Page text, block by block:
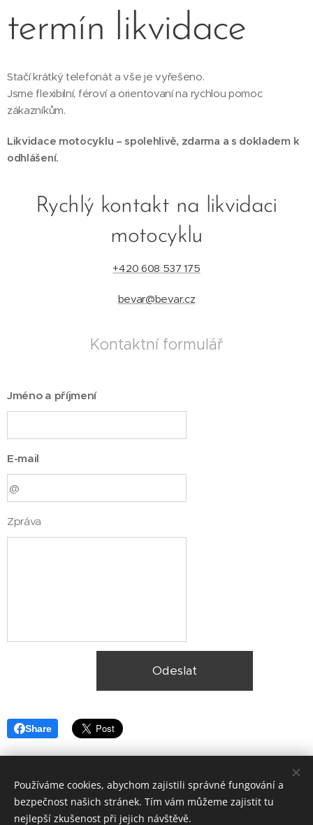
termín likvidace
Stačí krátký telefonát a vše je vyřešeno.
Jsme flexibilní, féroví a orientovaní na rychlou pomoc
zákazníkům.
Likvidace motocyklu – spolehlivě, zdarma a s dokladem k
odhlášení.
Rychlý kontakt na likvidaci
motocyklu
+420 608 537 175
bevar@bevar.cz
Kontaktní formulář
Jméno a příjmení
E-mail
Zpráva
Odeslat
Share
Používáme cookies, abychom zajistili správné fungování a
bezpečnost našich stránek. Tím vám můžeme zajistit tu
nejlepší zkušenost při jejich návštěvě.